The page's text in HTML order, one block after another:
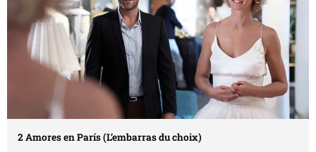
2 Amores en París (L’embarras du choix)